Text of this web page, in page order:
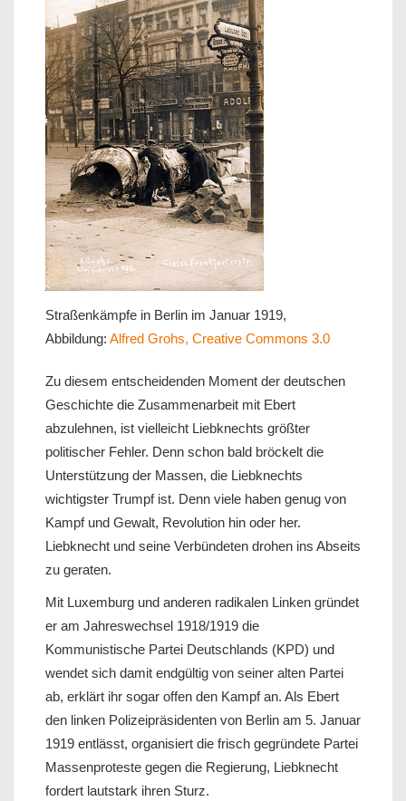
Straßenkämpfe in Berlin im Januar 1919,
Abbildung: Alfred Grohs, Creative Commons 3.0
Zu diesem entscheidenden Moment der deutschen
Geschichte die Zusammenarbeit mit Ebert
abzulehnen, ist vielleicht Liebknechts größter
politischer Fehler. Denn schon bald bröckelt die
Unterstützung der Massen, die Liebknechts
wichtigster Trumpf ist. Denn viele haben genug von
Kampf und Gewalt, Revolution hin oder her.
Liebknecht und seine Verbündeten drohen ins Abseits
zu geraten.
Mit Luxemburg und anderen radikalen Linken gründet
er am Jahreswechsel 1918/1919 die
Kommunistische Partei Deutschlands (KPD) und
wendet sich damit endgültig von seiner alten Partei
ab, erklärt ihr sogar offen den Kampf an. Als Ebert
den linken Polizeipräsidenten von Berlin am 5. Januar
1919 entlässt, organisiert die frisch gegründete Partei
Massenproteste gegen die Regierung, Liebknecht
fordert lautstark ihren Sturz.